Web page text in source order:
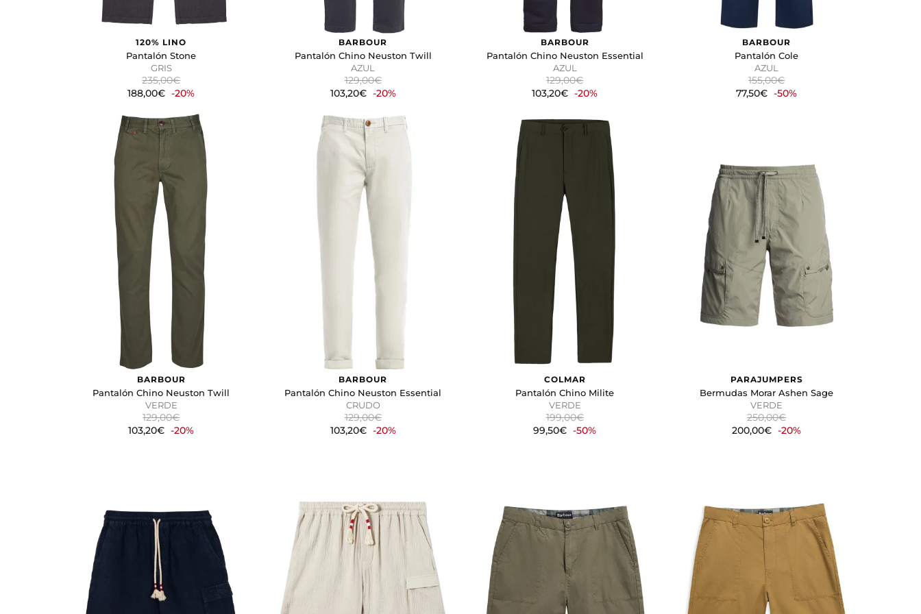
120% LINO
Pantalón Stone
GRIS
235,00€
188,00€ -20%
BARBOUR
Pantalón Chino Neuston Twill
AZUL
129,00€
103,20€ -20%
BARBOUR
Pantalón Chino Neuston Essential
AZUL
129,00€
103,20€ -20%
BARBOUR
Pantalón Cole
AZUL
155,00€
77,50€ -50%
BARBOUR
Pantalón Chino Neuston Twill
VERDE
129,00€
103,20€ -20%
BARBOUR
Pantalón Chino Neuston Essential
CRUDO
129,00€
103,20€ -20%
COLMAR
Pantalón Chino Milite
VERDE
199,00€
99,50€ -50%
PARAJUMPERS
Bermudas Morar Ashen Sage
VERDE
250,00€
200,00€ -20%